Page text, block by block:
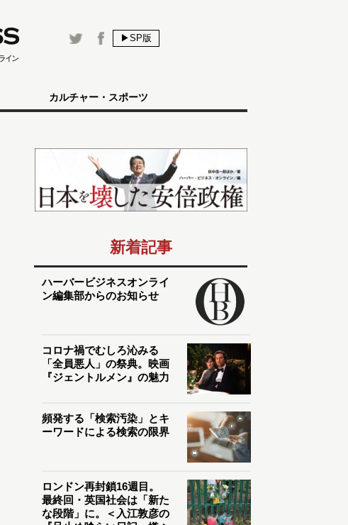
▶SP版
カルチャー・スポーツ
新着記事
ハーバービジネスオンライ
ン編集部からのお知らせ
コロナ禍でむしろ沁みる
「全員悪人」の祭典。映画
『ジェントルメン』の魅力
頻発する「検索汚染」とキ
ーワードによる検索の限界
ロンドン再封鎖16週目。
最終回・英国社会は「新た
な段階」に。＜入江敦彦の